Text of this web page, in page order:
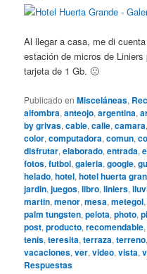
Al llegar a casa, me di
estación de micros de Liniers
tarjeta de 1 Gb. 🙁
Publicado en Misceláneas,
alfombra,anteojo,argentina,
by grivas,cable,calle,camara
color,computadora,comun,
disfrutar,elaborado,entrada,
fotos,futbol,galeria,google,
helado,hotel,hotel huerta
jardin,juegos,libro,liniers,
martin,menor,mesa,metegol
palm tungsten,pelota,photo,
post,producto,recomendable
tenis,teresita,terraza,terreno
vacaciones,ver,video,vista,
Respuestas